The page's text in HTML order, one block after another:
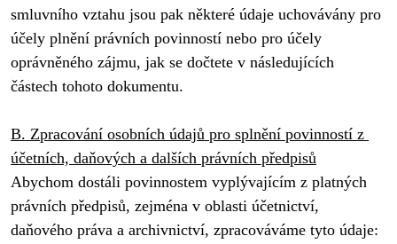
smluvního vztahu jsou pak některé údaje uchovávány pro
účely plnění právních povinností nebo pro účely
oprávněného zájmu, jak se dočtete v následujících
částech tohoto dokumentu.
B. Zpracování osobních údajů pro splnění povinností z
účetních, daňových a dalších právních předpisů
Abychom dostáli povinnostem vyplývajícím z platných
právních předpisů, zejména v oblasti účetnictví,
daňového práva a archivnictví, zpracováváme tyto údaje: